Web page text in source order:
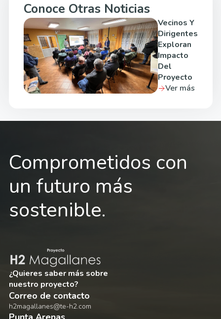
Conoce Otras Noticias
Vecinos Y
Dirigentes
Exploran
Impacto
Del
Proyecto
Ver más
Comprometidos con
un futuro más
sostenible.
¿Quieres saber más sobre
nuestro proyecto?
Correo de contacto
h2magallanes@te-h2.com